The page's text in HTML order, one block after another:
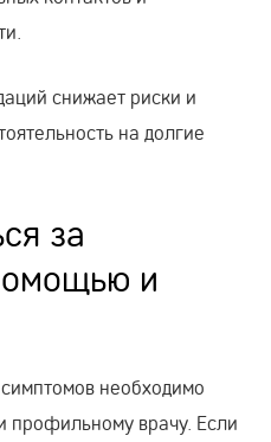
снижает риски и
на долгие
за
и
необходимо
профильному врачу. Если